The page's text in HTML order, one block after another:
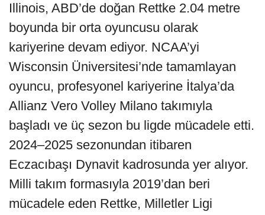
Illinois, ABD’de doğan Rettke 2.04 metre
boyunda bir orta oyuncusu olarak
kariyerine devam ediyor. NCAA’yi
Wisconsin Üniversitesi’nde tamamlayan
oyuncu, profesyonel kariyerine İtalya’da
Allianz Vero Volley Milano takımıyla
başladı ve üç sezon bu ligde mücadele etti.
2024–2025 sezonundan itibaren
Eczacıbaşı Dynavit kadrosunda yer alıyor.
Milli takım formasıyla 2019’dan beri
mücadele eden Rettke, Milletler Ligi